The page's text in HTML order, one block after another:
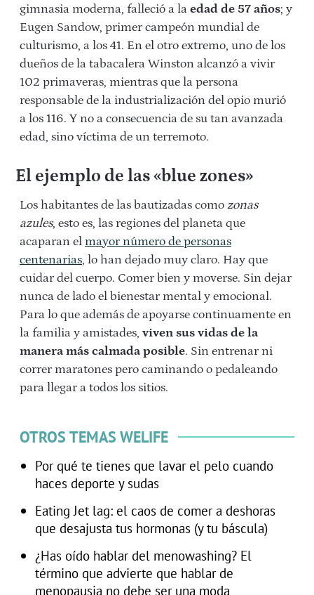
gimnasia moderna, falleció a la edad de 57 años; y
Eugen Sandow, primer campeón mundial de
culturismo, a los 41. En el otro extremo, uno de los
dueños de la tabacalera Winston alcanzó a vivir
102 primaveras, mientras que la persona
responsable de la industrialización del opio murió
a los 116. Y no a consecuencia de su tan avanzada
edad, sino víctima de un terremoto.
El ejemplo de las «blue zones»
Los habitantes de las bautizadas como zonas
azules, esto es, las regiones del planeta que
acaparan el mayor número de personas
centenarias, lo han dejado muy claro. Hay que
cuidar del cuerpo. Comer bien y moverse. Sin dejar
nunca de lado el bienestar mental y emocional.
Para lo que además de apoyarse continuamente en
la familia y amistades, viven sus vidas de la
manera más calmada posible. Sin entrenar ni
correr maratones pero caminando o pedaleando
para llegar a todos los sitios.
OTROS TEMAS WELIFE
Por qué te tienes que lavar el pelo cuando
haces deporte y sudas
Eating Jet lag: el caos de comer a deshoras
que desajusta tus hormonas (y tu báscula)
¿Has oído hablar del menowashing? El
término que advierte que hablar de
menopausia no debe ser una moda